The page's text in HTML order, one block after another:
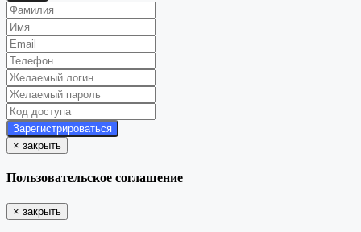
× закрыть
Пользовательское соглашение
× закрыть